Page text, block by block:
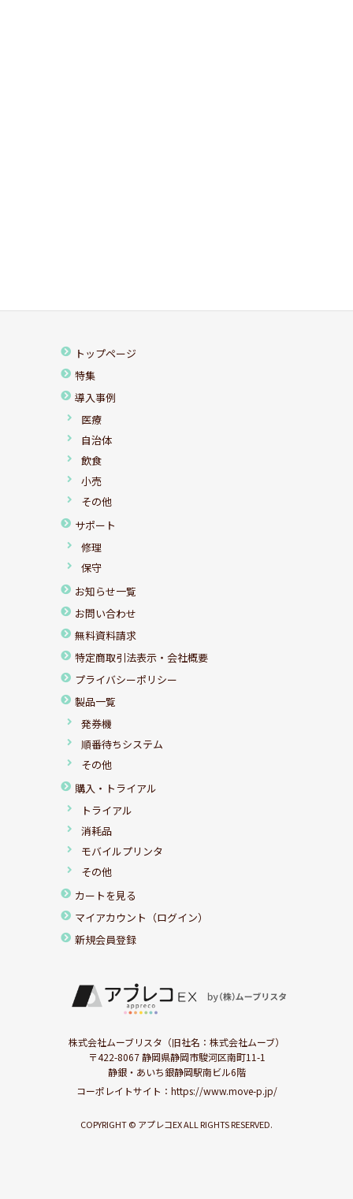
トップページ
特集
導入事例
医療
自治体
飲食
小売
その他
サポート
修理
保守
お知らせ一覧
お問い合わせ
無料資料請求
特定商取引法表示・会社概要
プライバシーポリシー
製品一覧
発券機
順番待ちシステム
その他
購入・トライアル
トライアル
消耗品
モバイルプリンタ
その他
カートを見る
マイアカウント（ログイン）
新規会員登録
株式会社ムーブリスタ（旧社名：株式会社ムーブ）
〒422-8067 静岡県静岡市駿河区南町11-1
静銀・あいち銀静岡駅南ビル6階
コーポレイトサイト： https://www.move-p.jp/
COPYRIGHT © アプレコEX ALL RIGHTS RESERVED.